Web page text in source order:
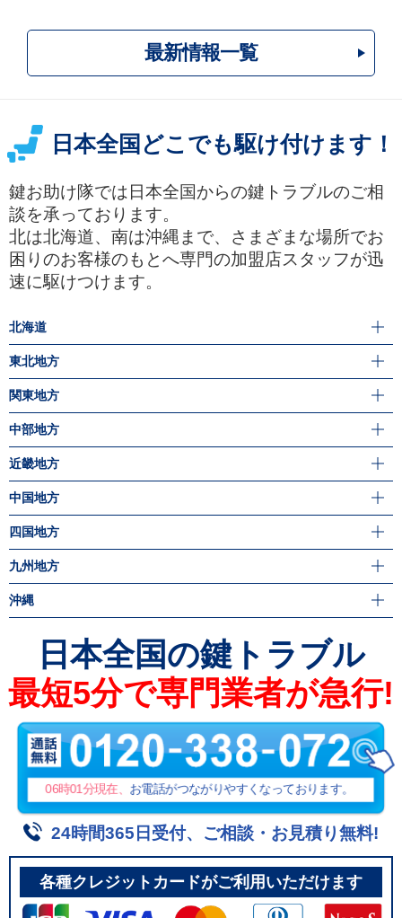
最新情報一覧
日本全国どこでも駆け付けます！
鍵お助け隊では日本全国からの鍵トラブルのご相
談を承っております。
北は北海道、南は沖縄まで、さまざまな場所でお
困りのお客様のもとへ専門の加盟店スタッフが迅
速に駆けつけます。
北海道
東北地方
関東地方
中部地方
近畿地方
中国地方
四国地方
九州地方
沖縄
日本全国の鍵トラブル
最短5分で専門業者が急行!
06時01分現在、 お電話がつながりやすくなっております。
24時間365日受付、ご相談・お見積り無料!
各種クレジットカードがご利用いただけます